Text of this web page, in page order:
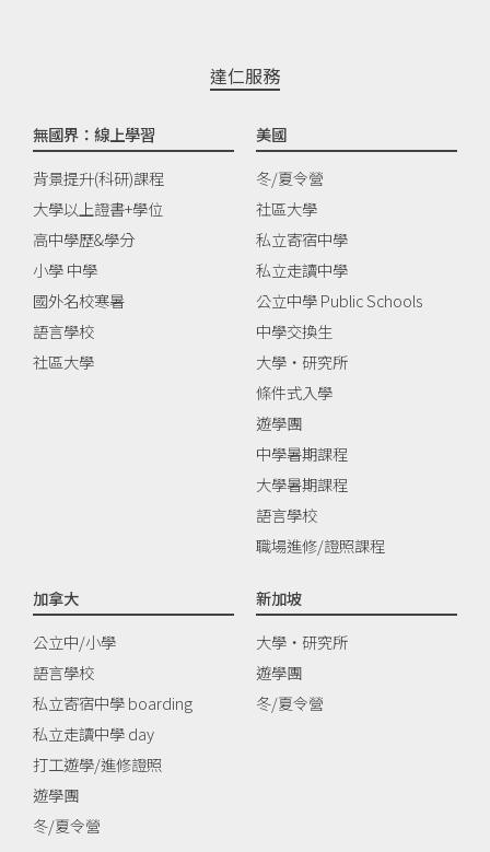
達仁服務
無國界：線上學習
背景提升(科研)課程
大學以上證書+學位
高中學歷&學分
小學 中學
國外名校寒暑
語言學校
社區大學
美國
冬/夏令營
社區大學
私立寄宿中學
私立走讀中學
公立中學 Public Schools
中學交換生
大學‧研究所
條件式入學
遊學團
中學暑期課程
大學暑期課程
語言學校
職場進修/證照課程
加拿大
公立中/小學
語言學校
私立寄宿中學 boarding
私立走讀中學 day
打工遊學/進修證照
遊學團
冬/夏令營
新加坡
大學‧研究所
遊學團
冬/夏令營